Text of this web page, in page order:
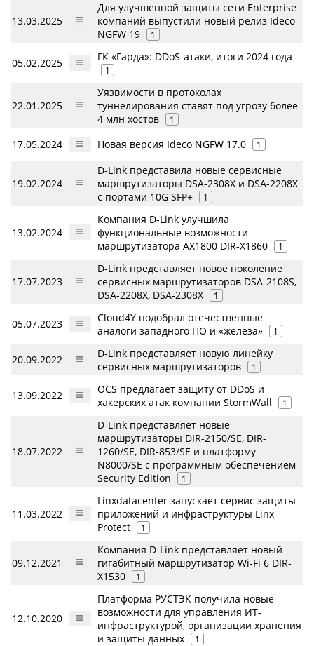
13.03.2025
Для улучшенной защиты сети Enterprise
компаний выпустили новый релиз Ideco
NGFW 19
1
05.02.2025 ГК «Гарда»: DDoS-атаки, итоги 2024 года
1
22.01.2025
Уязвимости в протоколах
туннелирования ставят под угрозу более
4 млн хостов
1
17.05.2024 Новая версия Ideco NGFW 17.0 1
19.02.2024
D-Link представила новые сервисные
маршрутизаторы DSA-2308X и DSA-2208X
с портами 10G SFP+
1
13.02.2024
Компания D-Link улучшила
функциональные возможности
маршрутизатора AX1800 DIR-X1860
1
17.07.2023
D-Link представляет новое поколение
сервисных маршрутизаторов DSA-2108S,
DSA-2208X, DSA-2308X
1
05.07.2023
Cloud4Y подобрал отечественные
аналоги западного ПО и «железа»
1
20.09.2022
D-Link представляет новую линейку
сервисных маршрутизаторов
1
13.09.2022
OCS предлагает защиту от DDoS и
хакерских атак компании StormWall
1
18.07.2022
D-Link представляет новые
маршрутизаторы DIR-2150/SE, DIR-
1260/SE, DIR-853/SE и платформу
N8000/SE с программным обеспечением
Security Edition
1
11.03.2022
Linxdatacenter запускает сервис защиты
приложений и инфраструктуры Linx
Protect
1
09.12.2021
Компания D-Link представляет новый
гигабитный маршрутизатор Wi-Fi 6 DIR-
X1530
1
12.10.2020
Платформа РУСТЭК получила новые
возможности для управления ИТ-
инфраструктурой, организации хранения
и защиты данных
1